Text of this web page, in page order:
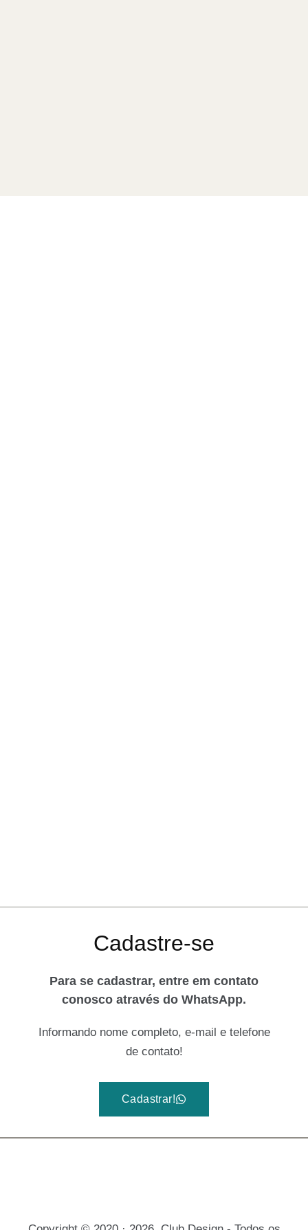
Cadastre-se
Para se cadastrar, entre em contato
conosco através do WhatsApp.
Informando nome completo, e-mail e telefone
de contato!
Cadastrar!